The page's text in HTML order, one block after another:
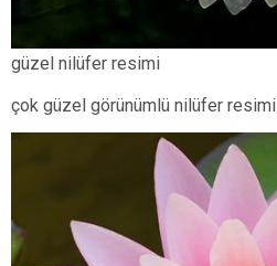
güzel nilüfer resimi
çok güzel görünümlü nilüfer resimi